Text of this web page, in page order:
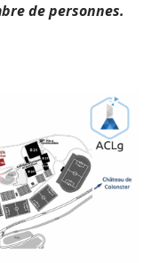
de personnes.